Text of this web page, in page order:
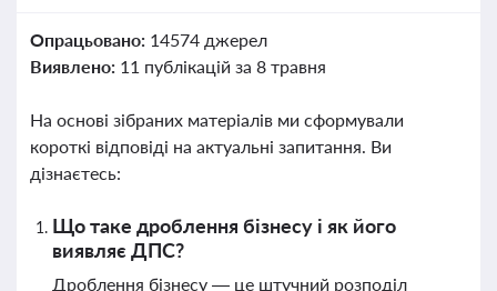
Опрацьовано: 14574 джерел
Виявлено: 11 публікацій за 8 травня
На основі зібраних матеріалів ми сформували
короткі відповіді на актуальні запитання. Ви
дізнаєтесь:
Що таке дроблення бізнесу і як його
виявляє ДПС?
Дроблення бізнесу — це штучний розподіл